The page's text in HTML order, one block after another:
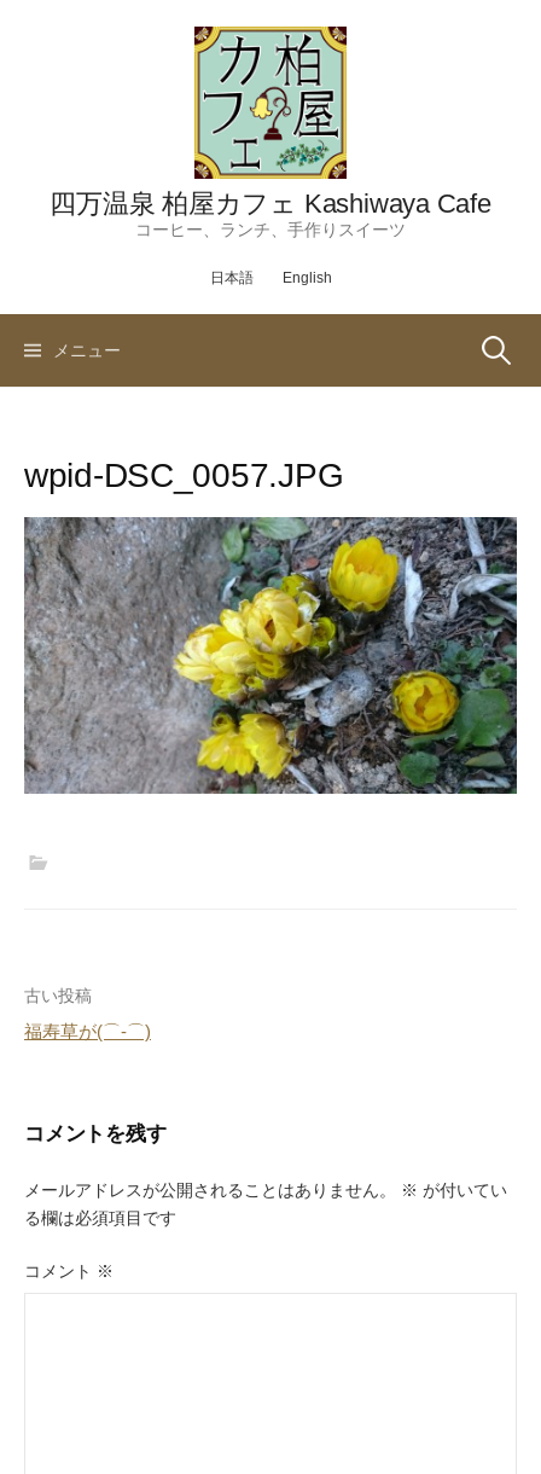
四万温泉 柏屋カフェ Kashiwaya Cafe
コーヒー、ランチ、手作りスイーツ
日本語 English
メニュー 検
wpid-DSC_0057.JPG
投
稿
ビ
ゲ
ー
シ
古い投稿
福寿草が(⌒‐⌒)
コメントを残す
メールアドレスが公開されることはありません。 ※ が付いてい
る欄は必須項目です
コメント ※